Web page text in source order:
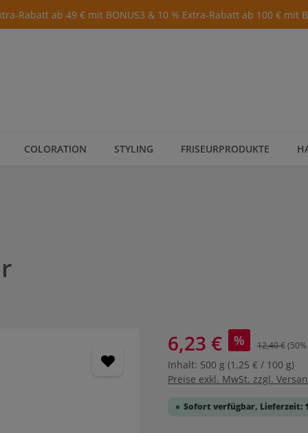
Rabatt ab 49 € mit BONUS3 & 10 % Extra-Rabatt ab 100 € mit
COLORATION STYLING FRISEURPRODUKTE
6,23 € % 12,40 €
Inhalt: 500 g (1,25 € / 100 g)
Preise exkl. MwSt. zzgl.
Sofort verfügbar, Lieferzeit: